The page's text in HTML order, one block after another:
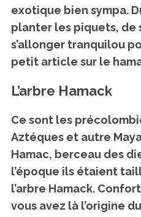
exotique bien sympa.
planter les piquets,
s’allonger tranquilou
petit article sur le
L’arbre Hamack
Ce sont les
Aztéques et autre
Hamac, berceau des
l’époque ils étaient
l’arbre Hamack.
vous avez là l’origine